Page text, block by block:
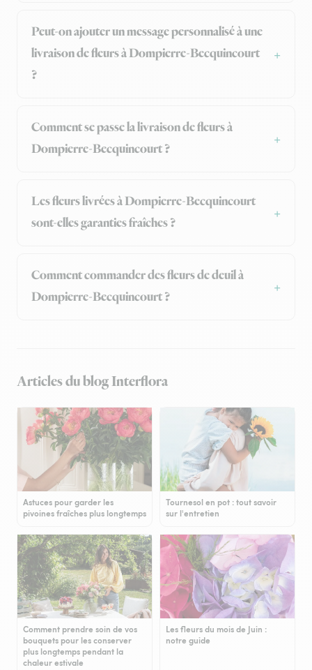
Peut-on ajouter un message personnalisé à une
livraison de fleurs à Dompierre-Becquincourt
?
Comment se passe la livraison de fleurs à
Dompierre-Becquincourt ?
Les fleurs livrées à Dompierre-Becquincourt
sont-elles garanties fraîches ?
Comment commander des fleurs de deuil à
Dompierre-Becquincourt ?
Articles du blog Interflora
Astuces pour garder les
pivoines fraîches plus longtemps
Tournesol en pot : tout savoir
sur l'entretien
Comment prendre soin de vos
bouquets pour les conserver
plus longtemps pendant la
chaleur estivale
Les fleurs du mois de Juin :
notre guide